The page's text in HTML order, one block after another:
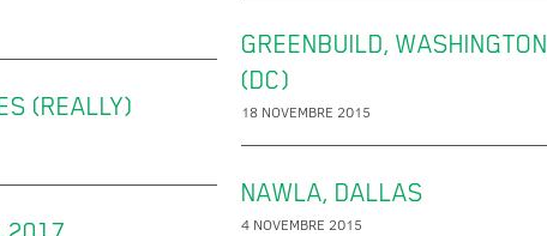
(REALLY)
GREENBUILD, WASHINGTON
(DC)
18 NOVEMBRE 2015
NAWLA, DALLAS
4 NOVEMBRE 2015